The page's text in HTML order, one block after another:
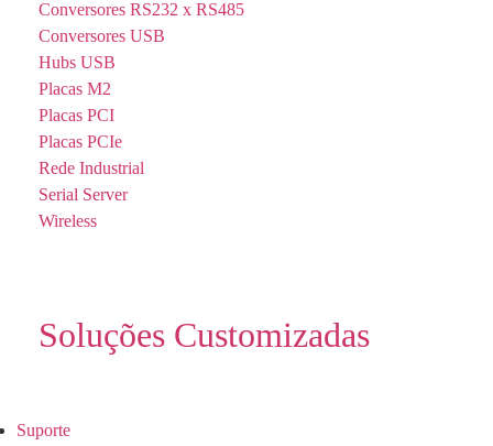
Conversores RS232 x RS485
Conversores USB
Hubs USB
Placas M2
Placas PCI
Placas PCIe
Rede Industrial
Serial Server
Wireless
Soluções Customizadas
Suporte